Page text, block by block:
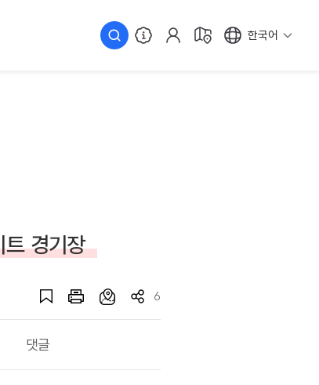
한국어
트 경기장
6
댓글